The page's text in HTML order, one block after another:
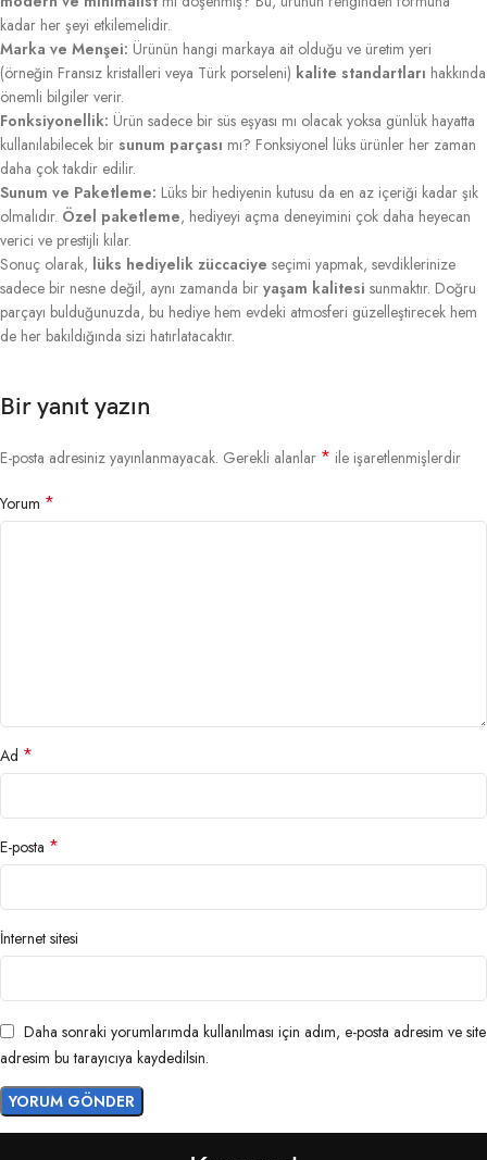
kadar her şeyi etkilemelidir.
Marka ve Menşei: Ürünün hangi markaya ait olduğu ve üretim yeri
(örneğin Fransız kristalleri veya Türk porseleni) kalite standartları hakkında
önemli bilgiler verir.
Fonksiyonellik: Ürün sadece bir süs eşyası mı olacak yoksa günlük hayatta
kullanılabilecek bir sunum parçası mı? Fonksiyonel lüks ürünler her zaman
daha çok takdir edilir.
Sunum ve Paketleme: Lüks bir hediyenin kutusu da en az içeriği kadar şık
olmalıdır. Özel paketleme, hediyeyi açma deneyimini çok daha heyecan
verici ve prestijli kılar.
Sonuç olarak, lüks hediyelik züccaciye seçimi yapmak, sevdiklerinize
sadece bir nesne değil, aynı zamanda bir yaşam kalitesi sunmaktır. Doğru
parçayı bulduğunuzda, bu hediye hem evdeki atmosferi güzelleştirecek hem
de her bakıldığında sizi hatırlatacaktır.
Bir yanıt yazın
E-posta adresiniz yayınlanmayacak. Gerekli alanlar * ile işaretlenmişlerdir
Yorum *
Ad *
E-posta *
İnternet sitesi
Daha sonraki yorumlarımda kullanılması için adım, e-posta adresim ve site
adresim bu tarayıcıya kaydedilsin.